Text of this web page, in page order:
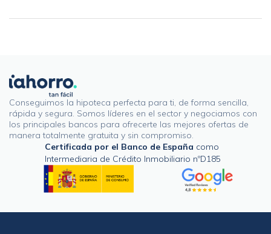
Conseguimos la hipoteca perfecta para ti, de forma sencilla,
rápida y segura. Somos líderes en el sector y negociamos con
los principales bancos para ofrecerte las mejores ofertas de
manera totalmente gratuita y sin compromiso.
Certificada por el Banco de España como
Intermediaria de Crédito Inmobiliario nºD185